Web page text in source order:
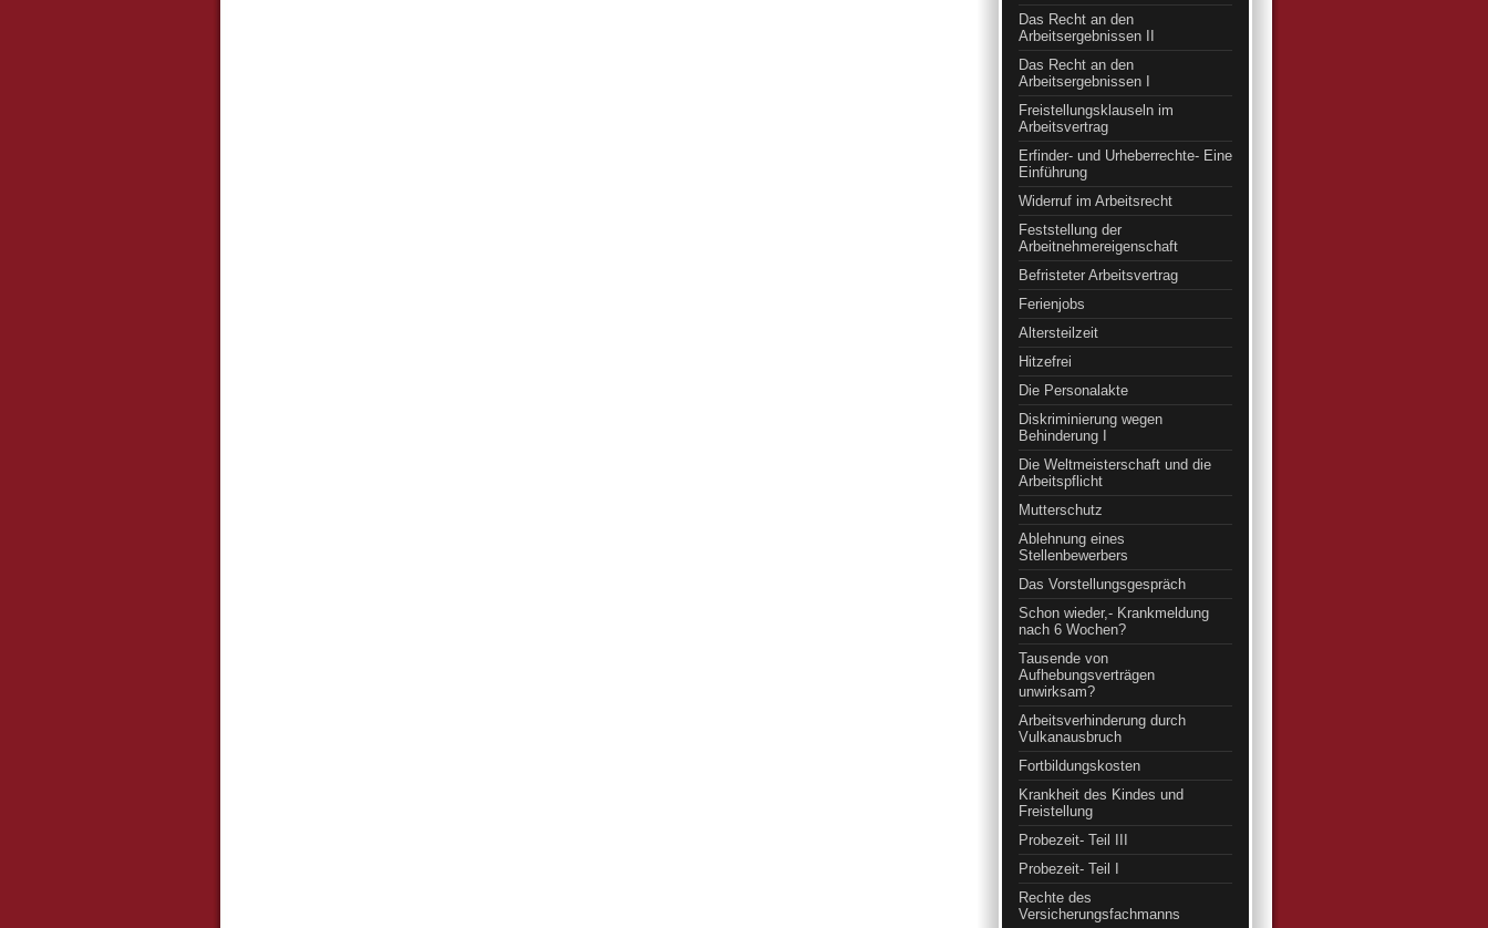
Das Recht an den
Arbeitsergebnissen II
Das Recht an den
Arbeitsergebnissen I
Freistellungsklauseln im
Arbeitsvertrag
Erfinder- und Urheberrechte- Eine
Einführung
Widerruf im Arbeitsrecht
Feststellung der
Arbeitnehmereigenschaft
Befristeter Arbeitsvertrag
Ferienjobs
Altersteilzeit
Hitzefrei
Die Personalakte
Diskriminierung wegen
Behinderung I
Die Weltmeisterschaft und die
Arbeitspflicht
Mutterschutz
Ablehnung eines
Stellenbewerbers
Das Vorstellungsgespräch
Schon wieder,- Krankmeldung
nach 6 Wochen?
Tausende von
Aufhebungsverträgen
unwirksam?
Arbeitsverhinderung durch
Vulkanausbruch
Fortbildungskosten
Krankheit des Kindes und
Freistellung
Probezeit- Teil III
Probezeit- Teil I
Rechte des
Versicherungsfachmanns